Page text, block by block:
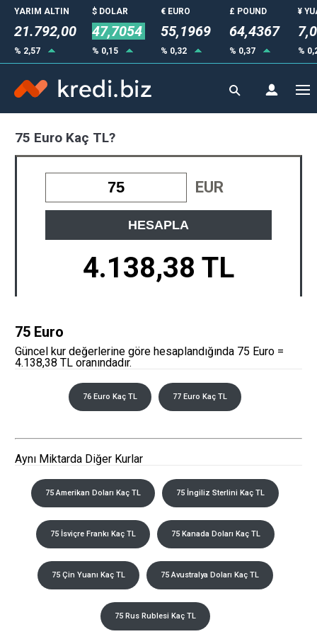
YARIM ALTIN
21.792,00
% 2,57
$ DOLAR
47,7054
% 0,15
€ EURO
55,1969
% 0,32
£ POUND
64,4367
% 0,37
¥
%
75 Euro Kaç TL?
EUR
HESAPLA
4.138,38 TL
75 Euro
Güncel kur değerlerine göre hesaplandığında 75 Euro =
4.138,38 TL oranındadır.
76 Euro Kaç TL 77 Euro Kaç TL
Aynı Miktarda Diğer Kurlar
75 Amerikan Doları Kaç TL 75 İngiliz Sterlini Kaç TL
75 İsviçre Frankı Kaç TL 75 Kanada Doları Kaç TL
75 Çin Yuanı Kaç TL 75 Avustralya Doları Kaç TL
75 Rus Rublesi Kaç TL